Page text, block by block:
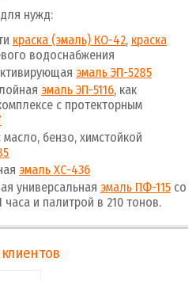
нужд:
краска (эмаль) КО-42, краска
водоснабжения
эмаль ЭП-5285
эмаль ЭП-5116, как
с протекторным
бензо, химстойкой
эмаль ХС-436
универсальная эмаль ПФ-115 со
и палитрой в 210 тонов.